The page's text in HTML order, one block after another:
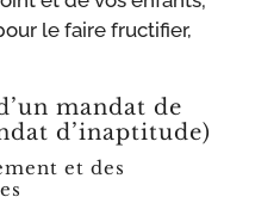
le faire fructifier,
mandat de
d’inaptitude)
et des